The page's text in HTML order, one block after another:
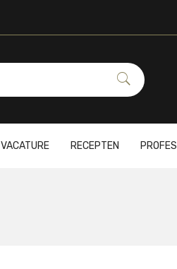
VACATURE RECEPTEN